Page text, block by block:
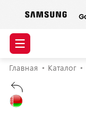
Главная Каталог